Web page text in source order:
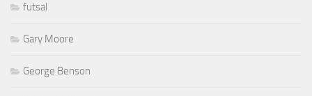
futsal
Gary Moore
George Benson